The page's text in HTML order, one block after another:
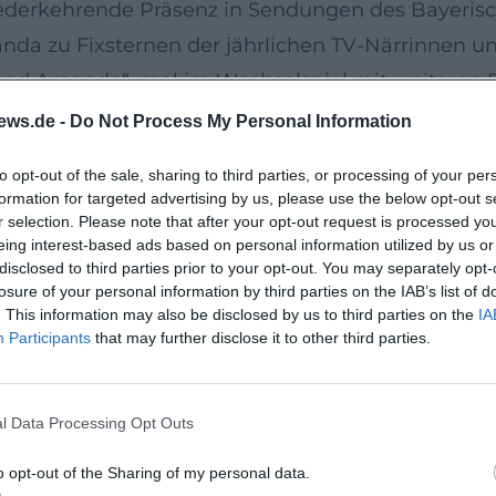
- Do Not Process My Personal Information
opt-out of the sale, sharing to third parties, or processing of your
for targeted advertising by us, please use the below opt-out
selection. Please note that after your opt-out request is processed
interest-based ads based on personal information utilized by us
to third parties prior to your opt-out. You may separately
of your personal information by third parties on the IAB’s list of
This information may also be disclosed by us to third parties on the
Participants that may further disclose it to other third parties.
Data Processing Opt Outs
opt-out of the Sharing of my personal data.
Präsenz in Sendungen des
zu Fixsternen der jährlichen TV-Närrinnen
Amanda“, mal im Wechselspiel mit
führten Auftritte in BR-Formaten wie
Säle vor.
Programmliste – eine Folge von Solo-
aus!“ (2014–2017), „Glückskeks“ (2017–2021;
(ab 2024). Jedes Programm erweiterte die
mit dem Publikum aus. In Summe
– eine seltene Überschneidung, die für
als Bühne
Schlaglichter in fröhlich-absurde Szenen:
scharfen Spitzen als Katalysator. „Purer